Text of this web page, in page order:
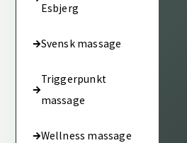
Esbjerg
Svensk massage
Triggerpunkt
massage
Wellness massage